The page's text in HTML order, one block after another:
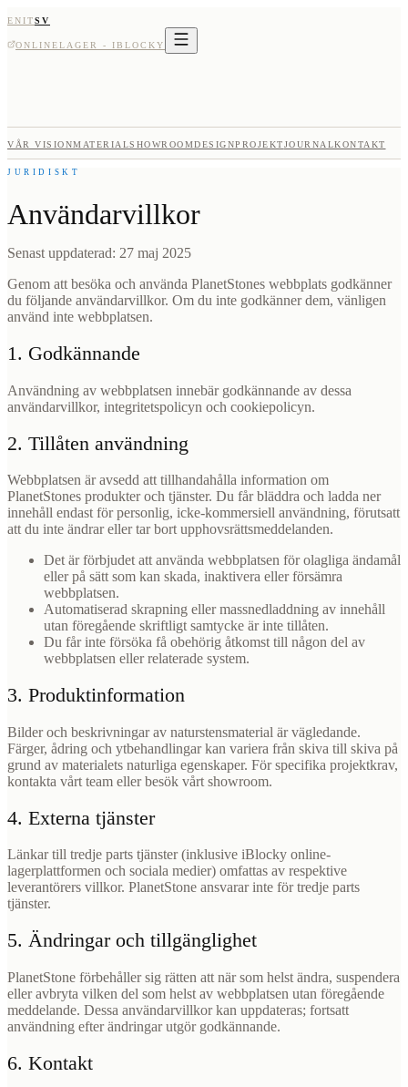
ENITSV
ONLINELAGER - IBLOCKY
VÅR VISIONMATERIALSHOWROOMDESIGNPROJEKTJOURNALKONTAKT
JURIDISKT
Användarvillkor
Senast uppdaterad: 27 maj 2025
Genom att besöka och använda PlanetStones webbplats godkänner
du följande användarvillkor. Om du inte godkänner dem, vänligen
använd inte webbplatsen.
1. Godkännande
Användning av webbplatsen innebär godkännande av dessa
användarvillkor, integritetspolicyn och cookiepolicyn.
2. Tillåten användning
Webbplatsen är avsedd att tillhandahålla information om
PlanetStones produkter och tjänster. Du får bläddra och ladda ner
innehåll endast för personlig, icke-kommersiell användning, förutsatt
att du inte ändrar eller tar bort upphovsrättsmeddelanden.
Det är förbjudet att använda webbplatsen för olagliga ändamål
eller på sätt som kan skada, inaktivera eller försämra
webbplatsen.
Automatiserad skrapning eller massnedladdning av innehåll
utan föregående skriftligt samtycke är inte tillåten.
Du får inte försöka få obehörig åtkomst till någon del av
webbplatsen eller relaterade system.
3. Produktinformation
Bilder och beskrivningar av naturstensmaterial är vägledande.
Färger, ådring och ytbehandlingar kan variera från skiva till skiva på
grund av materialets naturliga egenskaper. För specifika projektkrav,
kontakta vårt team eller besök vårt showroom.
4. Externa tjänster
Länkar till tredje parts tjänster (inklusive iBlocky online-
lagerplattformen och sociala medier) omfattas av respektive
leverantörers villkor. PlanetStone ansvarar inte för tredje parts
tjänster.
5. Ändringar och tillgänglighet
PlanetStone förbehåller sig rätten att när som helst ändra, suspendera
eller avbryta vilken del som helst av webbplatsen utan föregående
meddelande. Dessa användarvillkor kan uppdateras; fortsatt
användning efter ändringar utgör godkännande.
6. Kontakt